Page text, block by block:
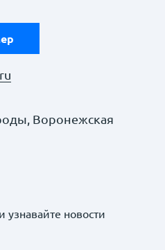
Воронежская
узнавайте новости